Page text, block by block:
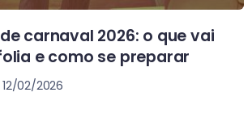
carnaval 2026: o que vai
e como se preparar
12/02/2026